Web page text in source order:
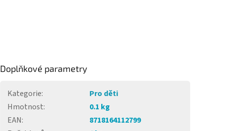
Doplňkové parametry
Kategorie:
Pro děti
Hmotnost:
0.1 kg
EAN:
8718164112799